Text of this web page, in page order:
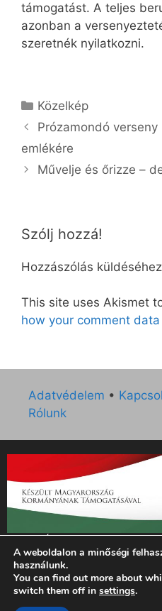
támogatást. A teljes
azonban a
szeretnék nyilatkozni.
Kategória
Közelkép
Prózamondó verseny
emlékére
Művelje és őrizze –
Szólj hozzá!
Hozzászólás küldéséhez
This site uses Akismet
how your comment
Adatvédelem •
Rólunk
„Az Új Ember katolikus
támogatását az EGYH-
szerződés keretében 3 000
Emberi
A weboldalon a minőségi
használunk.
You can find out more about
switch them off in settings.